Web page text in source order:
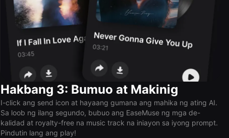
Hakbang 3: Bumuo at Makinig
I-click ang send icon at hayaang gumana ang mahika ng ating AI.
Sa loob ng ilang segundo, bubuo ang EaseMuse ng mga de-
kalidad at royalty-free na music track na iniayon sa iyong prompt.
Pindutin lang ang play!